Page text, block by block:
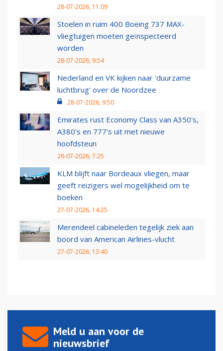
28-07-2026, 11:09
Stoelen in ruim 400 Boeing 737 MAX-
vliegtuigen moeten geïnspecteerd
worden
28-07-2026, 9:54
Nederland en VK kijken naar 'duurzame
luchtbrug' over de Noordzee
28-07-2026, 9:50
Emirates rust Economy Class van A350's,
A380's en 777's uit met nieuwe
hoofdsteun
28-07-2026, 7:25
KLM blijft naar Bordeaux vliegen, maar
geeft reizigers wel mogelijkheid om te
boeken
27-07-2026, 14:25
Merendeel cabineleden tegelijk ziek aan
boord van American Airlines-vlucht
27-07-2026, 13:40
Meld u aan voor de
nieuwsbrief